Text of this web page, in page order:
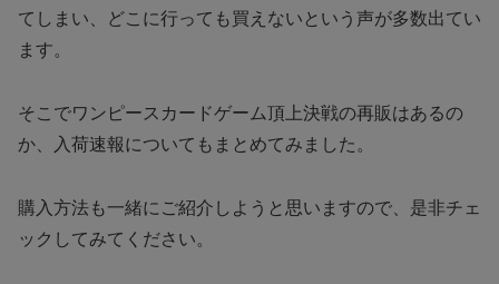
てしまい、どこに行っても買えないという声が多数出てい
ます。
そこでワンピースカードゲーム頂上決戦の再販はあるの
か、入荷速報についてもまとめてみました。
購入方法も一緒にご紹介しようと思いますので、是非チェ
ックしてみてください。